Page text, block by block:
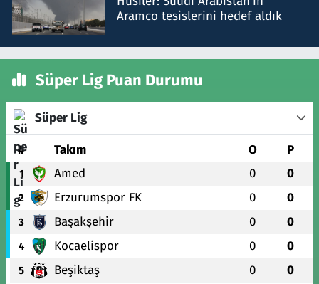
Aramco tesislerini hedef aldık
Süper Lig Puan Durumu
Süper Lig
# Takım O P
1 Amed 0 0
2 Erzurumspor FK 0 0
3 Başakşehir 0 0
4 Kocaelispor 0 0
5 Beşiktaş 0 0